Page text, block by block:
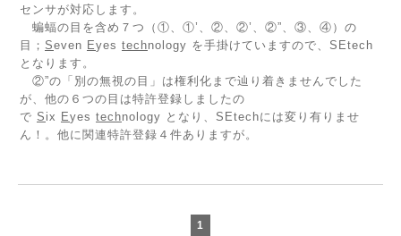
センサが対応します。
蝙蝠の目を含め７つ（①、①’、②、②’、②”、③、④）の
目； Seven Eyes technology を手掛けていますので、SEtech
となります。
②”の「別の無視の目」は権利化まで辿り着きませんでした
が、他の６つの目は特許登録しましたの
で S ix Eyes technology となり、SEtechには変り有りませ
ん！。他に関連特許登録４件ありますが。
1